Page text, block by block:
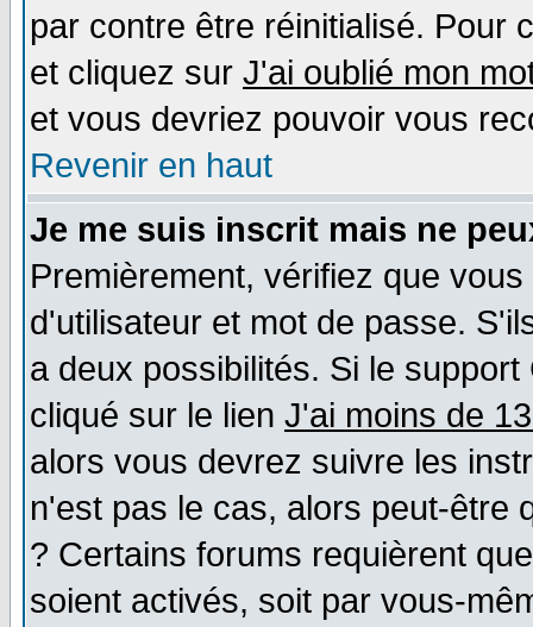
par contre être réinitialisé. Pour
et cliquez sur J'ai oublié mon
et vous devriez pouvoir vous
Revenir en haut
Je me suis inscrit mais ne
Premièrement, vérifiez que
d'utilisateur et mot de passe.
a deux possibilités. Si le
cliqué sur le lien J'ai moins de
alors vous devrez suivre les
n'est pas le cas, alors peut-être
? Certains forums requièrent
soient activés, soit par vous-